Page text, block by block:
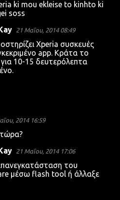
ki mou ekleise to kinhto ki
soss
21 Μαΐου, 2014 08:49
Xperia συσκευές
app. Κράτα το
10-15 δευτερόλεπτα
2014 16:59
21 Μαΐου, 2014 17:06
του
μέσω flash tool ή άλλαξε